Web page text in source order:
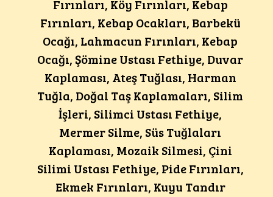
Fırınları, Köy Fırınları, Kebap
Fırınları, Kebap Ocakları, Barbekü
Ocağı, Lahmacun Fırınları, Kebap
Ocağı, Şömine Ustası Fethiye, Duvar
Kaplaması, Ateş Tuğlası, Harman
Tuğla, Doğal Taş Kaplamaları, Silim
İşleri, Silimci Ustası Fethiye,
Mermer Silme, Süs Tuğlaları
Kaplaması, Mozaik Silmesi, Çini
Silimi Ustası Fethiye, Pide Fırınları,
Ekmek Fırınları, Kuyu Tandır